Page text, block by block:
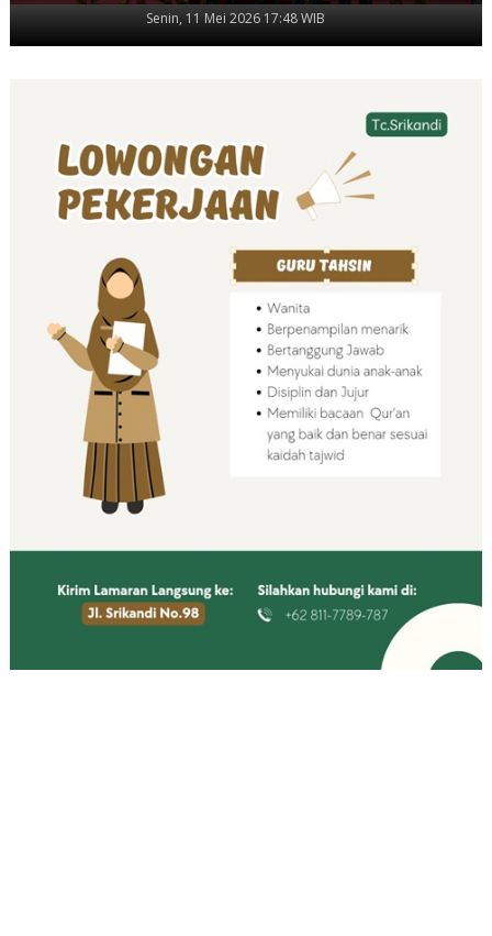
Senin, 11 Mei 2026 17:48 WIB